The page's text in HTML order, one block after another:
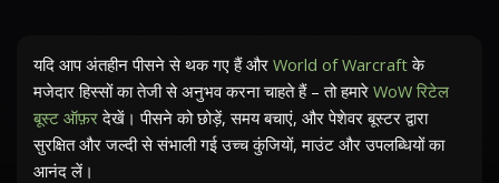
यदि आप अंतहीन पीसने से थक गए हैं और World of Warcraftके
मजेदार हिस्सों का तेजी से अनुभव करना चाहते हैं – तो हमारे WoW रिटेल
बूस्ट ऑफ़रदेखें। पीसने को छोड़ें, समय बचाएं, और पेशेवर बूस्टर द्वारा
सुरक्षित और जल्दी से संभाली गई उच्च कुंजियों, माउंट और उपलब्धियों का
आनंद लें।